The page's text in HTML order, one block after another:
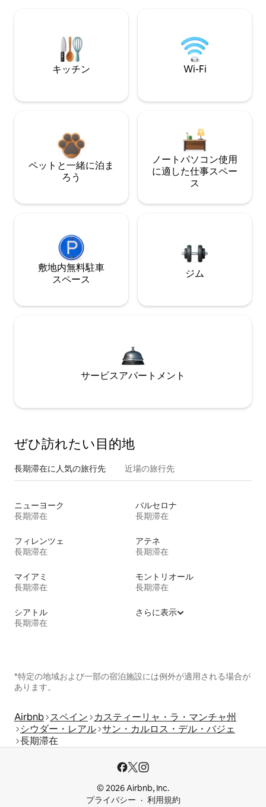
キッチン Wi-Fi
ペットと一緒に泊ま
ろう
ノートパソコン使用
に適した仕事スペー
ス
敷地内無料駐⁠車
ス⁠ペ⁠ー⁠ス
ジム
サービスアパートメント
ぜひ訪⁠れ⁠た⁠い目⁠的⁠地
長期滞在に人気の旅行先 近場の旅行先
ニューヨーク
長期滞在
バルセロナ
長期滞在
フィレンツェ
長期滞在
アテネ
長期滞在
マイアミ
長期滞在
モントリオール
長期滞在
シアトル
長期滞在
さらに表示
*特定の地域および一部の宿泊施設には例外が適用される場合が
あります。
Airbnb スペイン カスティーリャ・ラ・マンチャ州
シウダー・レアル サン・カルロス・デル・バジェ
長期滞在
© 2026 Airbnb, Inc.
プライバシー
利用規約